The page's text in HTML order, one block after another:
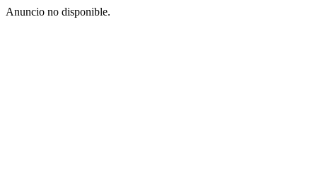
Anuncio no disponible.